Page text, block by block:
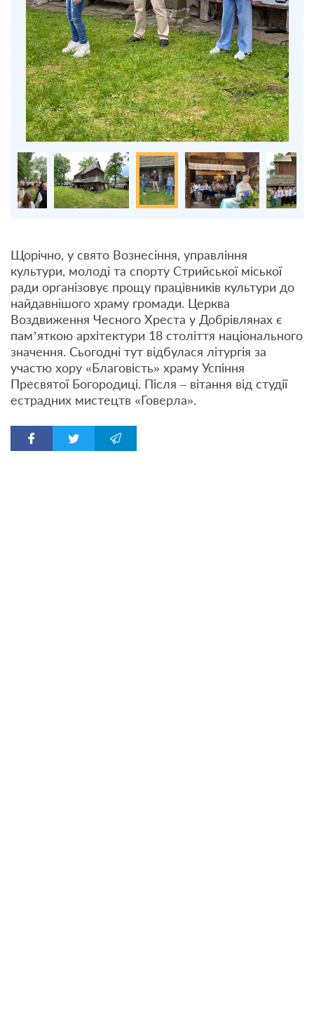
Щорічно, у свято Вознесіння, управління
культури, молоді та спорту Стрийської міської
ради організовує прощу працівників культури до
найдавнішого храму громади. Церква
Воздвиження Чесного Хреста у Добрівлянах є
пам’яткою архітектури 18 століття національного
значення. Сьогодні тут відбулася літургія за
участю хору «Благовість» храму Успіння
Пресвятої Богородиці. Після – вітання від студії
естрадних мистецтв «Говерла».